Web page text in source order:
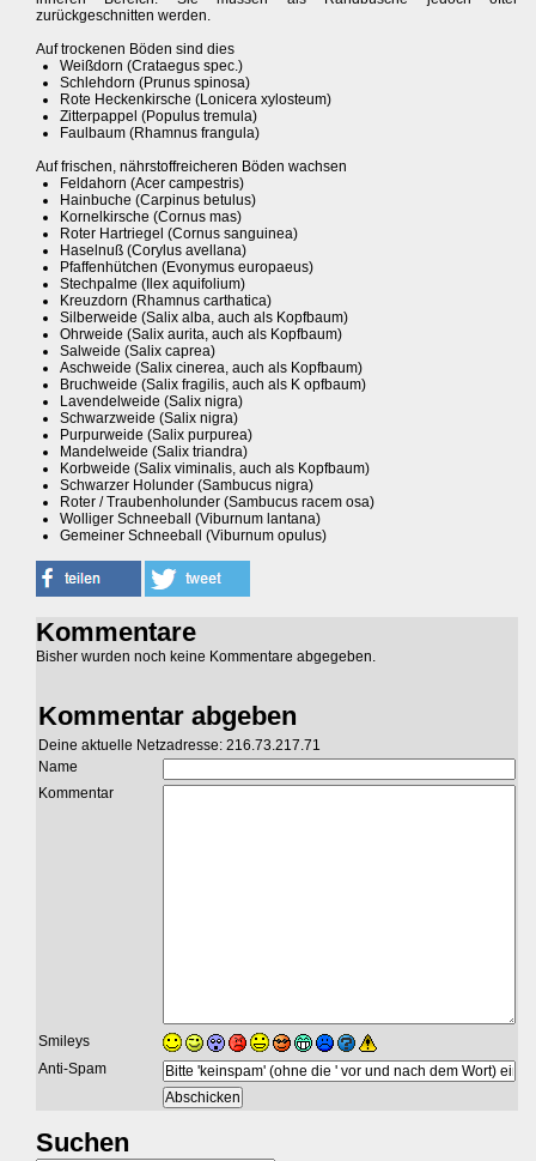
zurückgeschnitten werden.
Auf trockenen Böden sind dies
Weißdorn (Crataegus spec.)
Schlehdorn (Prunus spinosa)
Rote Heckenkirsche (Lonicera xylosteum)
Zitterpappel (Populus tremula)
Faulbaum (Rhamnus frangula)
Auf frischen, nährstoffreicheren Böden wachsen
Feldahorn (Acer campestris)
Hainbuche (Carpinus betulus)
Kornelkirsche (Cornus mas)
Roter Hartriegel (Cornus sanguinea)
Haselnuß (Corylus avellana)
Pfaffenhütchen (Evonymus europaeus)
Stechpalme (Ilex aquifolium)
Kreuzdorn (Rhamnus carthatica)
Silberweide (Salix alba, auch als Kopfbaum)
Ohrweide (Salix aurita, auch als Kopfbaum)
Salweide (Salix caprea)
Aschweide (Salix cinerea, auch als Kopfbaum)
Bruchweide (Salix fragilis, auch als K opfbaum)
Lavendelweide (Salix nigra)
Schwarzweide (Salix nigra)
Purpurweide (Salix purpurea)
Mandelweide (Salix triandra)
Korbweide (Salix viminalis, auch als Kopfbaum)
Schwarzer Holunder (Sambucus nigra)
Roter / Traubenholunder (Sambucus racem osa)
Wolliger Schneeball (Viburnum lantana)
Gemeiner Schneeball (Viburnum opulus)
Kommentare
Bisher wurden noch keine Kommentare abgegeben.
Kommentar abgeben
Deine aktuelle Netzadresse: 216.73.217.71
Name
Kommentar
Smileys
Anti-Spam
Suchen